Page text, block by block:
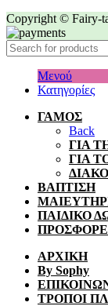
Copyright © Fairy-
Μενού
Κατηγορίες
ΓΑΜΟΣ
Back
ΓΙΑ
ΓΙΑ
ΒΑΠΤΙΣΗ
ΠΑΙΔΙΚΟ
ΑΡΧΙΚΗ
By Sophy
ΤΡΟΠΟΙ